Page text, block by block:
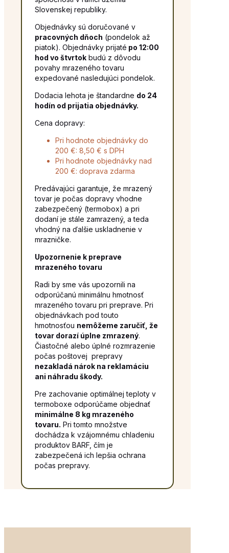
Slovenskej republiky.
Objednávky sú doručované v
pracovných dňoch (pondelok až
piatok). Objednávky prijaté po 12:00
hod vo štvrtok budú z dôvodu
povahy mrazeného tovaru
expedované nasledujúci pondelok.
Dodacia lehota je štandardne do 24
hodín od prijatia objednávky.
Cena dopravy:
Pri hodnote objednávky do
200 €: 8,50 € s DPH
Pri hodnote objednávky nad
200 €: doprava zdarma
Predávajúci garantuje, že mrazený
tovar je počas dopravy vhodne
zabezpečený (termobox) a pri
dodaní je stále zamrazený, a teda
vhodný na ďalšie uskladnenie v
mrazničke.
Upozornenie k preprave
mrazeného tovaru
Radi by sme vás upozornili na
odporúčanú minimálnu hmotnosť
mrazeného tovaru pri preprave. Pri
objednávkach pod touto
hmotnosťou nemôžeme zaručiť, že
tovar dorazí úplne zmrazený.
Čiastočné alebo úplné rozmrazenie
počas poštovej prepravy
nezakladá nárok na reklamáciu
ani náhradu škody.
Pre zachovanie optimálnej teploty v
termoboxe odporúčame objednať
minimálne 8 kg mrazeného
tovaru. Pri tomto množstve
dochádza k vzájomnému chladeniu
produktov BARF, čím je
zabezpečená ich lepšia ochrana
počas prepravy.